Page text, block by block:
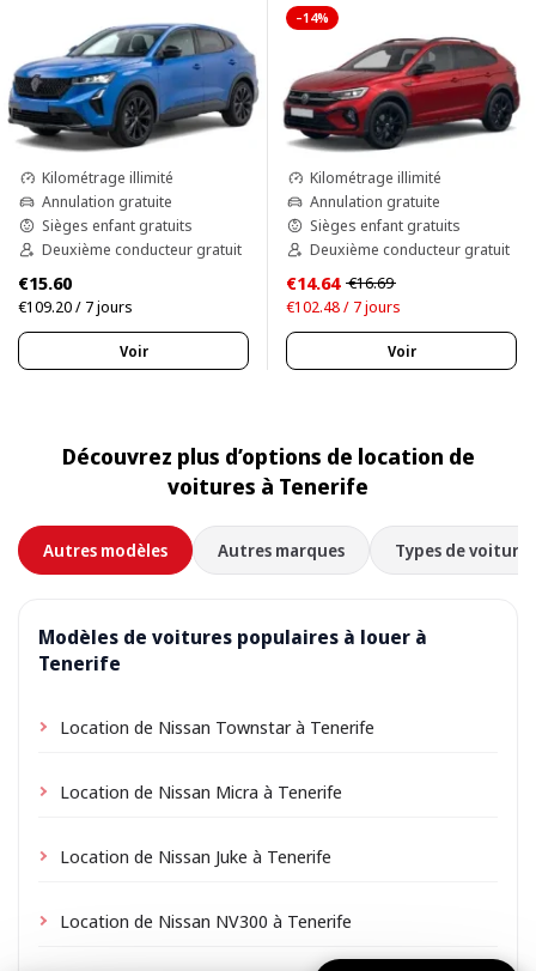
Kilométrage illimité
Annulation gratuite
Sièges enfant gratuits
Deuxième conducteur gratuit
€15.60
€109.20 / 7 jours
Voir
–14%
Kilométrage illimité
Annulation gratuite
Sièges enfant gratuits
Deuxième conducteur gratuit
€14.64 €16.69
€102.48 / 7 jours
Voir
Découvrez plus d’options de location de
voitures à Tenerife
Autres modèles Autres marques Types de voitures
Modèles de voitures populaires à louer à
Tenerife
Location de Nissan Townstar à Tenerife
Location de Nissan Micra à Tenerife
Location de Nissan Juke à Tenerife
Location de Nissan NV300 à Tenerife